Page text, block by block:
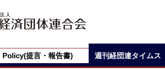
Policy(提言・報告書) 週刊経団連タイムス